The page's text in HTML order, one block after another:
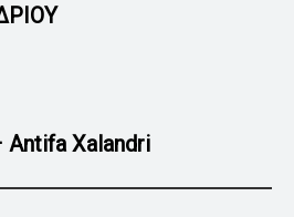
Xalandri